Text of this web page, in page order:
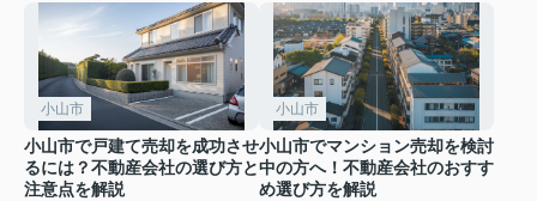
小山市
小山市で戸建て売却を成功させ
るには？不動産会社の選び方と
注意点を解説
小山市
小山市でマンション売却を検討
中の方へ！不動産会社のおすす
め選び方を解説